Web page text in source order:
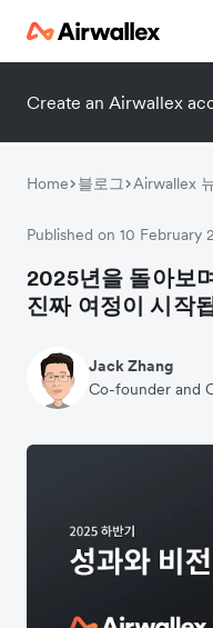
Create an Airwallex
Home 블로그 Airwallex
Published on 10 February
2025년을 돌아보
진짜 여정이 시작
Jack Zhang
Co-founder and